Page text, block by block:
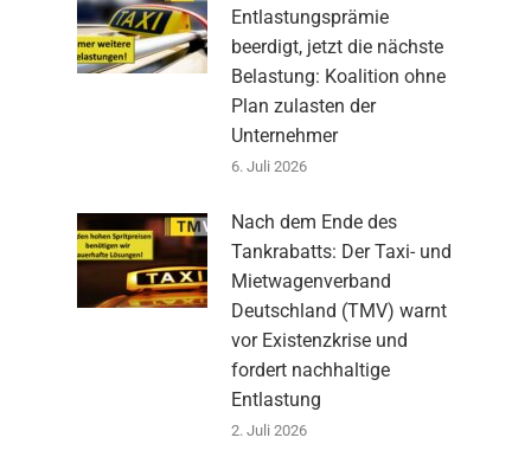
Entlastungsprämie
beerdigt, jetzt die nächste
Belastung: Koalition ohne
Plan zulasten der
Unternehmer
6. Juli 2026
Nach dem Ende des
Tankrabatts: Der Taxi- und
Mietwagenverband
Deutschland (TMV) warnt
vor Existenzkrise und
fordert nachhaltige
Entlastung
2. Juli 2026